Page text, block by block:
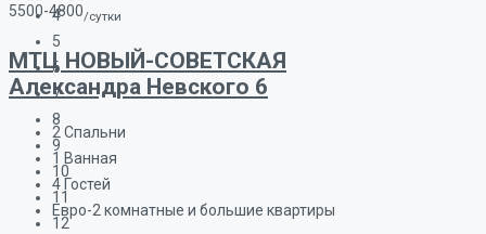
4
5
6
7
8
9
10
11
12
5500-4800/сутки
МТЦ НОВЫЙ-СОВЕТСКАЯ
Александра Невского 6
2 Спальни
1 Ванная
4 Гостей
Евро-2 комнатные и большие квартиры